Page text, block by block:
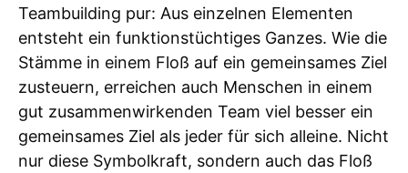
Teambuilding pur: Aus einzelnen Elementen
entsteht ein funktionstüchtiges Ganzes. Wie die
Stämme in einem Floß auf ein gemeinsames Ziel
zusteuern, erreichen auch Menschen in einem
gut zusammenwirkenden Team viel besser ein
gemeinsames Ziel als jeder für sich alleine. Nicht
nur diese Symbolkraft, sondern auch das Floß